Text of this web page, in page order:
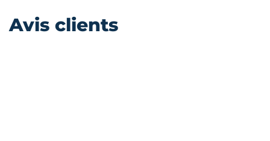
Avis clients